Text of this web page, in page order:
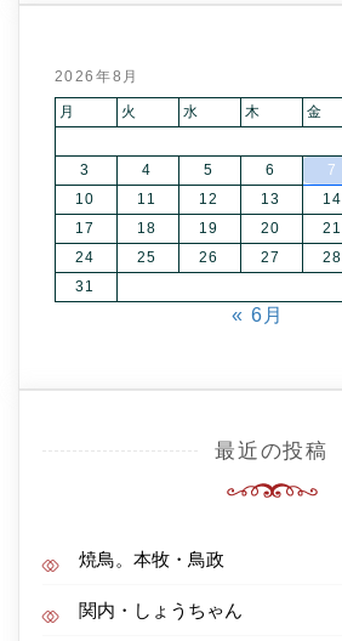
2026年8月
月 火 水 木 金
3
4 5 6 7
10
11 12 13 14
17
18 19 20 21
24
25 26 27 28
31
« 6月
最近の投稿
焼鳥。本牧・鳥政
関内・しょうちゃん